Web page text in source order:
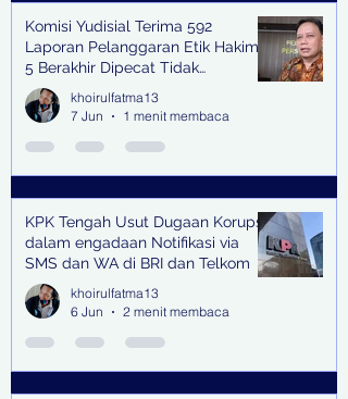
Komisi Yudisial Terima 592
Laporan Pelanggaran Etik Hakim,
5 Berakhir Dipecat Tidak
Terhormat
khoirulfatma13
7 Jun
1 menit membaca
KPK Tengah Usut Dugaan Korupsi
dalam engadaan Notifikasi via
SMS dan WA di BRI dan Telkom
khoirulfatma13
6 Jun
2 menit membaca